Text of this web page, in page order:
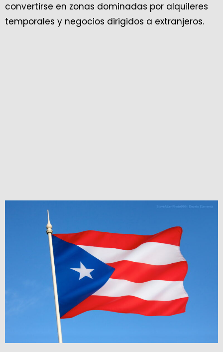
convertirse en zonas dominadas por alquileres
temporales y negocios dirigidos a extranjeros.